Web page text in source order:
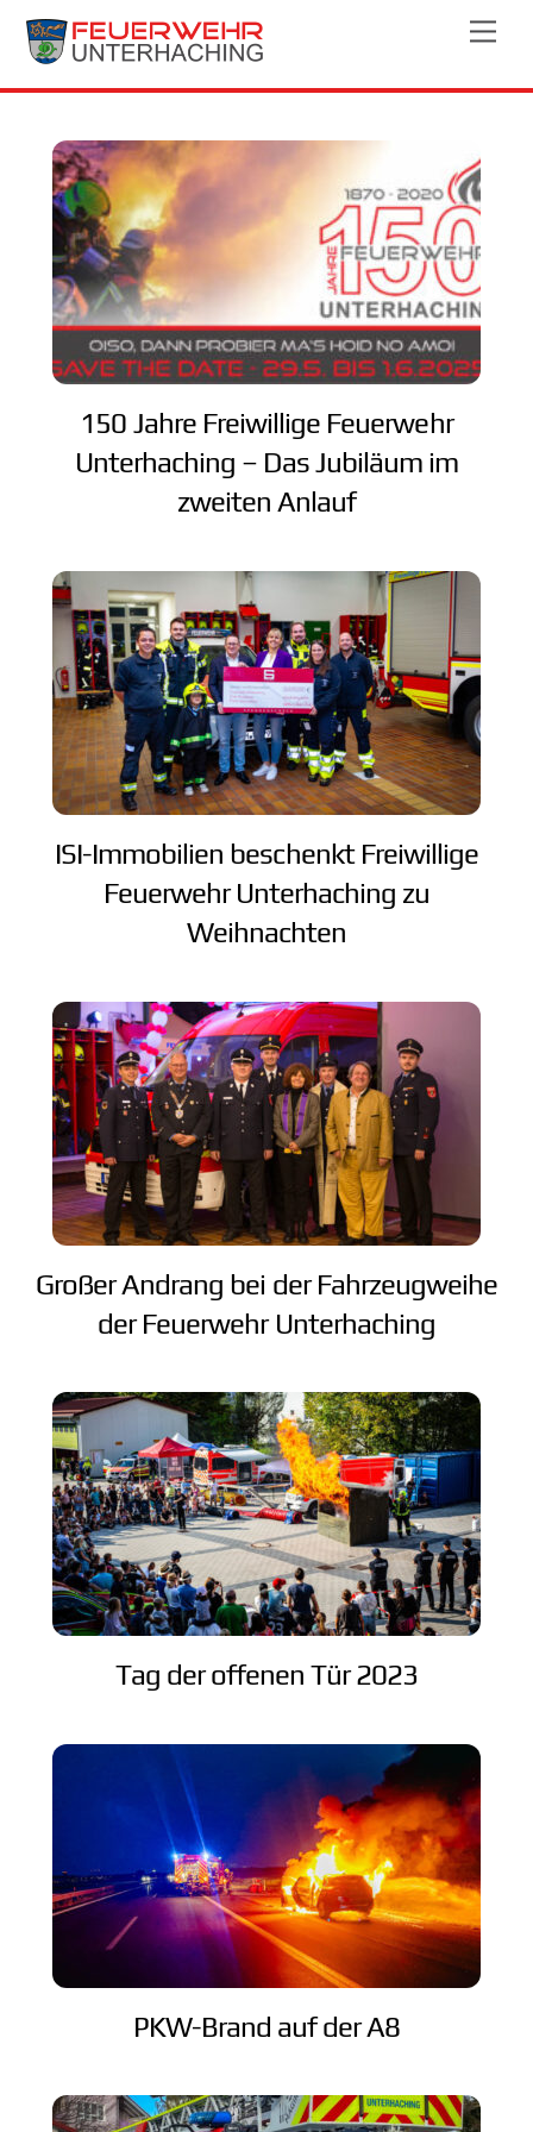
Skip
150 Jahre Freiwillige Feuerwehr
Unterhaching – Das Jubiläum im
zweiten Anlauf
ISI-Immobilien beschenkt Freiwillige
Feuerwehr Unterhaching zu
Weihnachten
Großer Andrang bei der Fahrzeugweihe
der Feuerwehr Unterhaching
Tag der offenen Tür 2023
PKW-Brand auf der A8